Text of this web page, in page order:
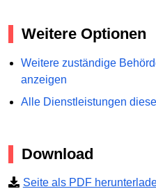
Weitere Optionen
Weitere zuständige
anzeigen
Alle Dienstleistungen
Download
Seite als PDF